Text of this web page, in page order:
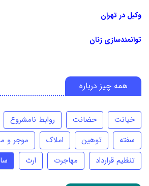
وکیل در تهران
توانمندسازی زنان
همه چیز درباره
خیانت حضانت روابط نامشروع
سفته
توهین املاک موجر و
تنظیم قرارداد
مهاجرت ارث